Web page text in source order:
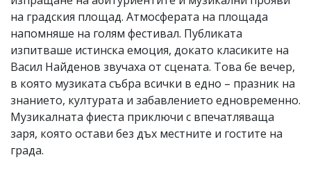
на градския площад. Атмосферата на площада
напомняше на голям фестивал. Публиката
изпитваше истинска емоция, докато класиките на
Васил Найденов звучаха от сцената. Това бе вечер,
в която музиката събра всички в едно – празник на
знанието, културата и забавлението едновременно.
Музикалната фиеста приключи с впечатляваща
заря, която остави без дъх местните и гостите на
града.